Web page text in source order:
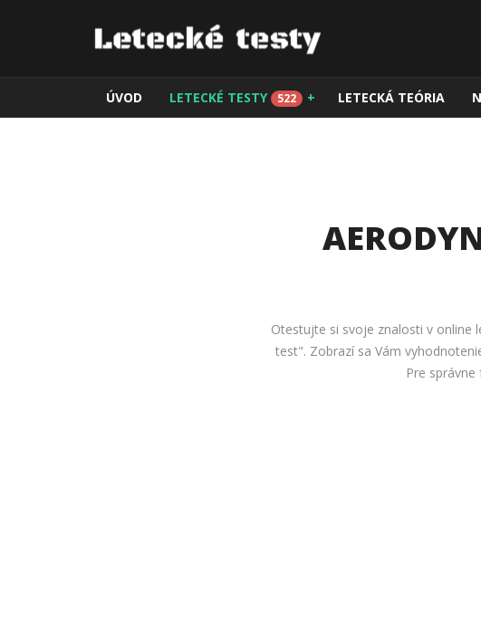
ÚVOD LETECKÉ TESTY 522 + LETECKÁ TEÓRIA
Otestujte si svoje znalosti v online
test". Zobrazí sa Vám
Pre